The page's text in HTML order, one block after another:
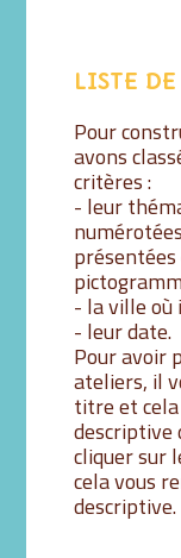
LISTE
Pour
avons
critères :
- leur
présentées
- la ville où
- leur date.
Pour avoir
ateliers, il
titre et
descriptive
cliquer sur
cela vous
descriptive.